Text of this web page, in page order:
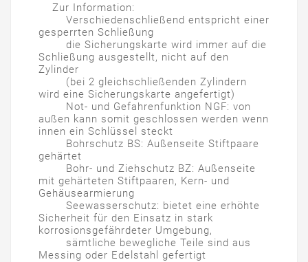
Zur Information:
Verschiedenschließend entspricht einer
gesperrten Schließung
die Sicherungskarte wird immer auf die
Schließung ausgestellt, nicht auf den
Zylinder
(bei 2 gleichschließenden Zylindern
wird eine Sicherungskarte angefertigt)
Not- und Gefahrenfunktion NGF: von
außen kann somit geschlossen werden wenn
innen ein Schlüssel steckt
Bohrschutz BS: Außenseite Stiftpaare
gehärtet
Bohr- und Ziehschutz BZ: Außenseite
mit gehärteten Stiftpaaren, Kern- und
Gehäusearmierung
Seewasserschutz: bietet eine erhöhte
Sicherheit für den Einsatz in stark
korrosionsgefährdeter Umgebung,
sämtliche bewegliche Teile sind aus
Messing oder Edelstahl gefertigt